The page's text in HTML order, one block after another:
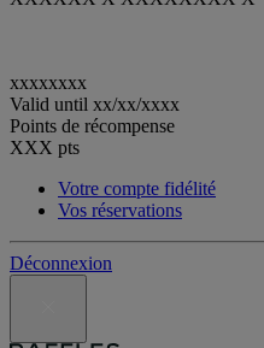
xxxxxxxx
Valid until xx/xx/xxxx
Points de récompense
XXX pts
Votre compte fidélité
Vos réservations
Déconnexion